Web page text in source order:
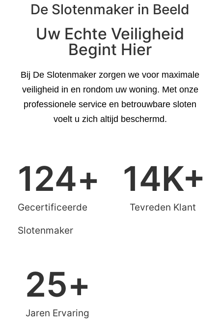
De Slotenmaker in Beeld
Uw Echte Veiligheid
Begint Hier
Bij De Slotenmaker zorgen we voor maximale
veiligheid in en rondom uw woning. Met onze
professionele service en betrouwbare sloten
voelt u zich altijd beschermd.
Gecertificeerde
Slotenmaker
124+
Tevreden Klant
14K+
Jaren Ervaring
25+